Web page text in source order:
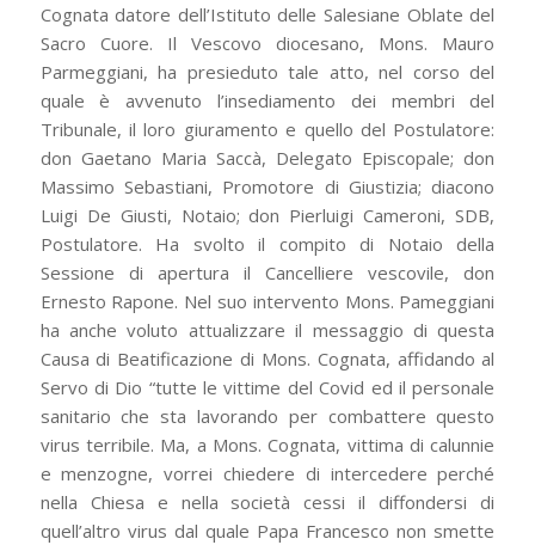
Cognata datore dell’Istituto delle Salesiane Oblate del
Sacro Cuore. Il Vescovo diocesano, Mons. Mauro
Parmeggiani, ha presieduto tale atto, nel corso del
quale è avvenuto l’insediamento dei membri del
Tribunale, il loro giuramento e quello del Postulatore:
don Gaetano Maria Saccà, Delegato Episcopale; don
Massimo Sebastiani, Promotore di Giustizia; diacono
Luigi De Giusti, Notaio; don Pierluigi Cameroni, SDB,
Postulatore. Ha svolto il compito di Notaio della
Sessione di apertura il Cancelliere vescovile, don
Ernesto Rapone. Nel suo intervento Mons. Pameggiani
ha anche voluto attualizzare il messaggio di questa
Causa di Beatificazione di Mons. Cognata, affidando al
Servo di Dio “tutte le vittime del Covid ed il personale
sanitario che sta lavorando per combattere questo
virus terribile. Ma, a Mons. Cognata, vittima di calunnie
e menzogne, vorrei chiedere di intercedere perché
nella Chiesa e nella società cessi il diffondersi di
quell’altro virus dal quale Papa Francesco non smette